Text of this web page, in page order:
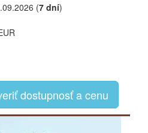
(7 dní)
dostupnosť a cenu